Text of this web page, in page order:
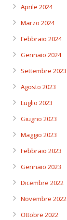
Aprile 2024
Marzo 2024
Febbraio 2024
Gennaio 2024
Settembre 2023
Agosto 2023
Luglio 2023
Giugno 2023
Maggio 2023
Febbraio 2023
Gennaio 2023
Dicembre 2022
Novembre 2022
Ottobre 2022